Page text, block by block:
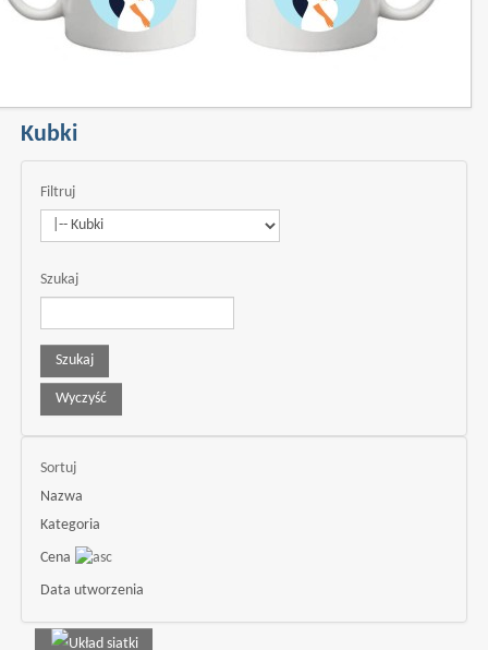
Kubki
Filtruj
Szukaj
Sortuj
Nazwa
Kategoria
Cena
Data utworzenia